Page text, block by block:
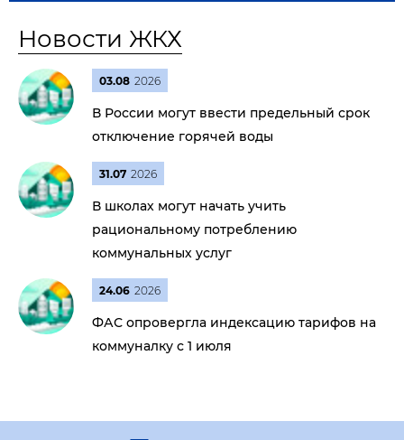
Новости ЖКХ
03.08 2026
В России могут ввести предельный срок
отключение горячей воды
31.07 2026
В школах могут начать учить
рациональному потреблению
коммунальных услуг
24.06 2026
ФАС опровергла индексацию тарифов на
коммуналку с 1 июля